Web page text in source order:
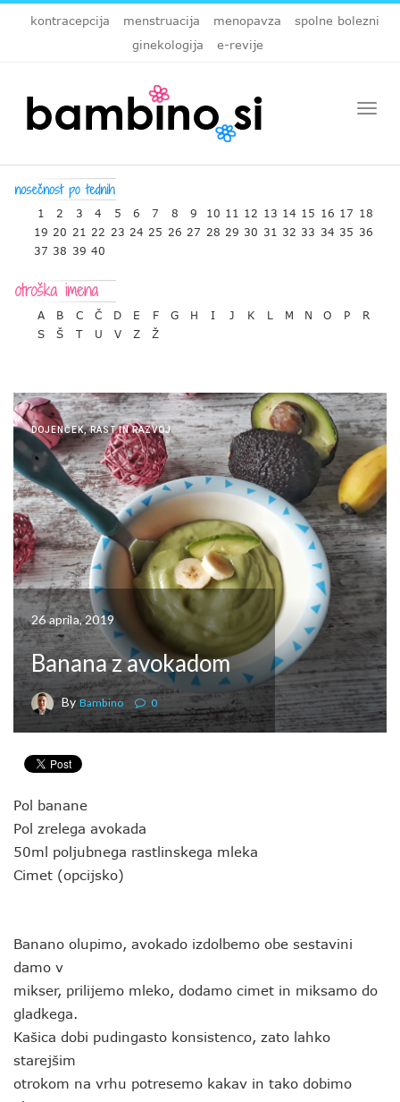
kontracepcija menstruacija menopavza
spolne bolezni
ginekologija
e-revije
1 2 3 4 5 6 7 8 9 10 11 12 13 14 15 16 17 18
19 20 21 22 23 24 25 26 27 28 29 30 31 32 33 34 35 36
37 38 39 40
A B C Č D E F G H I J K L M N O P
R
S
Š T U V Z Ž
DOJENČEK,RAST IN RAZVOJ
26 aprila, 2019
Banana z avokadom
ByBambino 0
Pol banane
Pol zrelega avokada
50ml poljubnega rastlinskega mleka
Cimet (opcijsko)
Banano olupimo, avokado izdolbemo obe sestavini
damo v
mikser, prilijemo mleko, dodamo cimet in miksamo do
gladkega.
Kašica dobi pudingasto konsistenco, zato lahko
starejšim
otrokom na vrhu potresemo kakav in tako dobimo